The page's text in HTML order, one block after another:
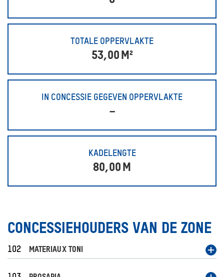
TOTALE OPPERVLAKTE
53,00 M²
IN CONCESSIE GEGEVEN OPPERVLAKTE
–
KADELENGTE
80,00 M
CONCESSIEHOUDERS VAN DE ZONE
102 MATERIAUX TONI